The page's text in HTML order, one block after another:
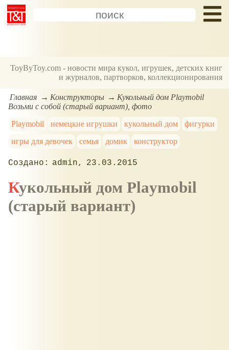
ToyByToy.com - новости мира кукол, игрушек, детских книг
и журналов, партворков, коллекционирования
Главная Конструкторы
Кукольный дом Playmobil
Возьми с собой (старый вариант), фото
Playmobil
немецкие игрушки кукольный дом
фигурки
игры для девочек
семья домик конструктор
admin 23.03.2015
Кукольный дом Playmobil
(старый вариант)